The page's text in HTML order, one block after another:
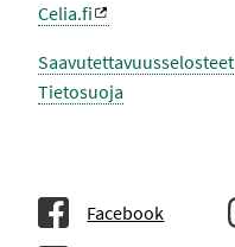
Celia.fi
Saavutettavuusselosteet
Tietosuoja
Facebook